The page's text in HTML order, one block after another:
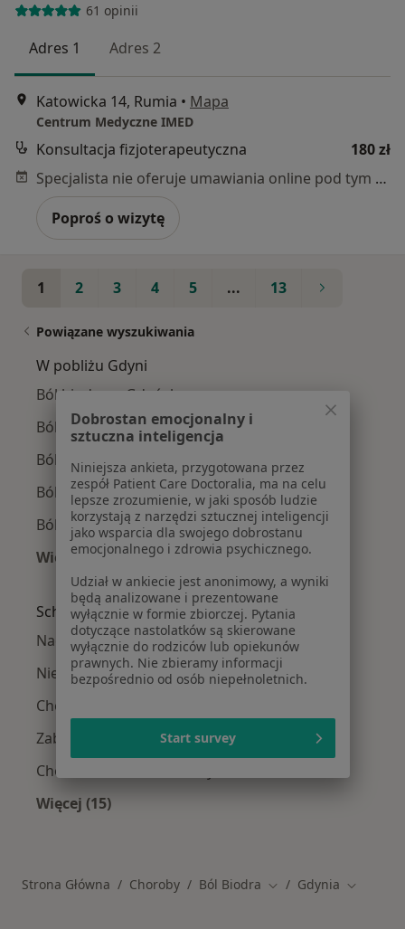
61 opinii
Adres 1 Adres 2
Katowicka 14, Rumia • Mapa
Centrum Medyczne IMED
Konsultacja fizjoterapeutyczna
180 zł
Specjalista nie oferuje umawiania online pod tym adresem.
Poproś o wizytę
1 2 3 4 5 ... 13
Powiązane wyszukiwania
W pobliżu Gdyni
Ból biodra w Gdańsku
Ból biodra w Wejherowie
Ból biodra w Sopocie
Ból biodra w Rumi
Ból biodra w Pruszczu Gdańskim
Więcej (12)
Więcej w kategorii: W pobliżu Gdyni
Schorzenia w Gdyni
Nadciśnienie tętnicze w Gdyni
Niewydolność serca w Gdyni
Choroby serca w Gdyni
Zaburzenia rytmu serca w Gdyni
Choroba wieńcowa w Gdyni
Więcej (15)
Strona Główna Choroby Ból Biodra Zmień miasto
Gdynia Zmień
Dobrostan emocjonalny i
sztuczna inteligencja
Niniejsza ankieta, przygotowana przez
zespół Patient Care Doctoralia, ma na celu
lepsze zrozumienie, w jaki sposób ludzie
korzystają z narzędzi sztucznej inteligencji
jako wsparcia dla swojego dobrostanu
emocjonalnego i zdrowia psychicznego.
Udział w ankiecie jest anonimowy, a wyniki
będą analizowane i prezentowane
wyłącznie w formie zbiorczej. Pytania
dotyczące nastolatków są skierowane
wyłącznie do rodziców lub opiekunów
prawnych. Nie zbieramy informacji
bezpośrednio od osób niepełnoletnich.
Start survey